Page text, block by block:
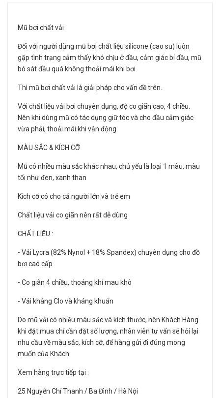
Mũ bơi chất vải
Đối với người dùng mũ bơi chất liệu silicone (cao su) luôn
gặp tình trạng cảm thấy khó chịu ở đầu, cảm giác bí đầu, mũ
bó sát đầu quá không thoải mái khi bơi.
Thì mũ bơi chất vải là giải pháp cho vấn đề trên.
Với chất liệu vải bơi chuyên dụng, độ co giãn cao, 4 chiều.
Nên khi dùng mũ có tác dụng giữ tóc và cho đầu cảm giác
vừa phải, thoải mái khi vận động.
MÀU SẮC & KÍCH CỠ
Mũ có nhiều màu sắc khác nhau, chủ yếu là loại 1 màu, màu
tối như đen, xanh than
Kích cỡ có cho cả người lớn và trẻ em
Chất liệu vải co giãn nên rất dễ dùng
CHẤT LIỆU :
- Vải Lycra (82% Nynol + 18% Spandex) chuyên dụng cho đồ
bơi cao cấp
- Co giãn 4 chiều, thoáng khí mau khô
- Vải kháng Clo và kháng khuẩn
Do mũ vải có nhiều màu sắc và kích thước, nên Khách Hàng
khi đặt mua chỉ cần đặt số lượng, nhân viên tư vấn sẽ hỏi lại
nhu cầu về màu sắc, kích cỡ, để hàng gửi đi đúng mong
muốn của Khách.
Xem hàng trực tiếp tại :
25 Nguyễn Chí Thanh / Ba Đình / Hà Nội